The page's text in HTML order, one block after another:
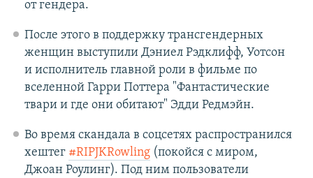
от гендера.
После этого в поддержку трансгендерных
женщин выступили Дэниел Рэдклифф, Уотсон
и исполнитель главной роли в фильме по
вселенной Гарри Поттера "Фантастические
твари и где они обитают" Эдди Редмэйн.
Во время скандала в соцсетях распространился
хештег #RIPJKRowling(покойся с миром,
Джоан Роулинг). Под ним пользователи